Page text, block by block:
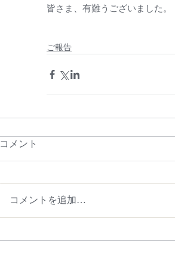
皆さま、有難うございました。
ご報告
コメント
コメントを追加…